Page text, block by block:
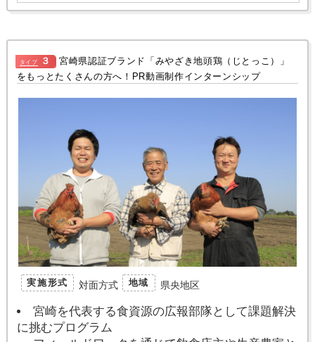
タイプ ３
宮崎県認証ブランド「みやざき地頭鶏（じとっこ）」
をもっとたくさんの方へ！PR動画制作インターンシップ
実施形式 対面方式 地域 県央地区
宮崎を代表する食資源の広報部隊として課題解決
に挑むプログラム